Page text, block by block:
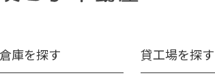
庫を探す 貸工場を探す